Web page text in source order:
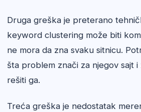
Druga greška je preterano
keyword clustering može biti
ne mora da zna svaku sitnicu.
šta problem znači za njegov sajt i
rešiti ga.
Treća greška je nedostatak